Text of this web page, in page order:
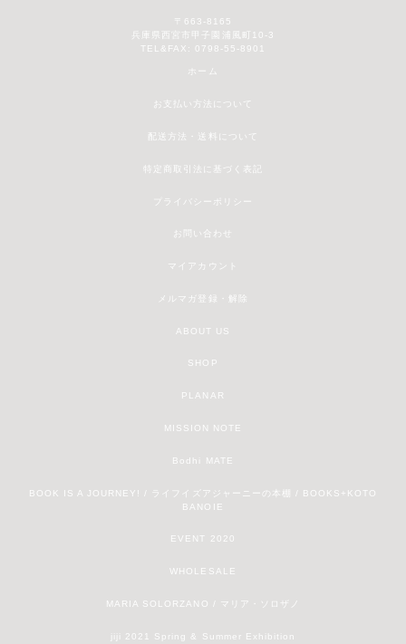
〒663-8165
兵庫県西宮市甲子園浦風町10-3
TEL&FAX: 0798-55-8901
ホーム
お支払い方法について
配送方法・送料について
特定商取引法に基づく表記
プライバシーポリシー
お問い合わせ
マイアカウント
メルマガ登録・解除
ABOUT US
SHOP
PLANAR
MISSION NOTE
Bodhi MATE
BOOK IS A JOURNEY! / ライフイズアジャーニーの本棚 / BOOKS+KOTO
BANOIE
EVENT 2020
WHOLESALE
MARIA SOLORZANO / マリア・ソロザノ
jiji 2021 Spring & Summer Exhibition